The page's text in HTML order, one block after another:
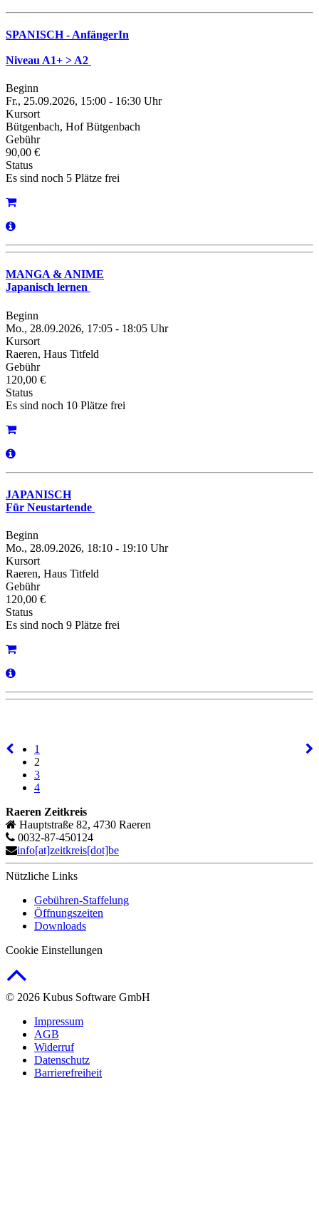
SPANISCH - AnfängerIn
Niveau A1+ > A2
Beginn
Fr., 25.09.2026, 15:00 - 16:30 Uhr
Kursort
Bütgenbach, Hof Bütgenbach
Gebühr
90,00 €
Status
Es sind noch 5 Plätze frei
MANGA & ANIME
Japanisch lernen
Beginn
Mo., 28.09.2026, 17:05 - 18:05 Uhr
Kursort
Raeren, Haus Titfeld
Gebühr
120,00 €
Status
Es sind noch 10 Plätze frei
JAPANISCH
Für Neustartende
Beginn
Mo., 28.09.2026, 18:10 - 19:10 Uhr
Kursort
Raeren, Haus Titfeld
Gebühr
120,00 €
Status
Es sind noch 9 Plätze frei
1
2
3
4
Raeren Zeitkreis
Hauptstraße 82, 4730 Raeren
0032-87-450124
info[at]zeitkreis[dot]be
Nützliche Links
Gebühren-Staffelung
Öffnungszeiten
Downloads
Cookie Einstellungen
© 2026 Kubus Software GmbH
Impressum
AGB
Widerruf
Datenschutz
Barrierefreiheit